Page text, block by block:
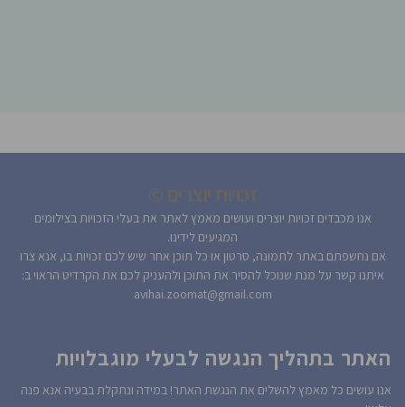
אנו מכבדים זכויות יוצרים ועושים מאמץ לאתר את בעלי הזכויות בצילומים
המגיעים לידינו.
אם נחשפתם באתר לתמונה, סרטון או כל תוכן אחר שיש לכם זכויות בו, אנא צרו
איתנו קשר על מנת שנוכל להסיר את התוכן ולהעניק לכם את הקרדיט הראוי ב:
avihai.zoomat@gmail.com
האתר בתהליך הנגשה לבעלי מוגבלויות
אנו עושים כל מאמץ להשלים את הנגשת האתר! במידה ונתקלת בבעיה אנא פנה